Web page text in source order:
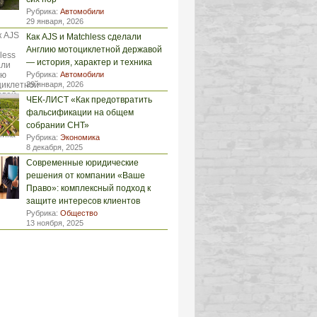
Рубрика: Автомобили
29 января, 2026
Как AJS и Matchless сделали
Англию мотоциклетной державой
— история, характер и техника
Рубрика: Автомобили
29 января, 2026
ЧЕК-ЛИСТ «Как предотвратить
фальсификации на общем
собрании СНТ»
Рубрика: Экономика
8 декабря, 2025
Современные юридические
решения от компании «Ваше
Право»: комплексный подход к
защите интересов клиентов
Рубрика: Общество
13 ноября, 2025